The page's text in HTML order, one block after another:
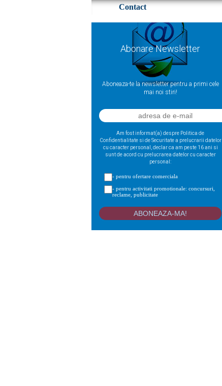
Contact
Abonare Newsletter
Aboneaza-te la newsletter pentru a primi cele
mai noi stiri!
Am fost informat(a) despre Politica de
Confidentialitate si de Securitate a prelucrarii datelor
cu caracter personal, declar ca am peste 16 ani si
sunt de acord cu prelucrarea datelor cu caracter
personal:
- pentru ofertare comerciala
- pentru activitati promotionale: concursuri,
reclame, publicitate